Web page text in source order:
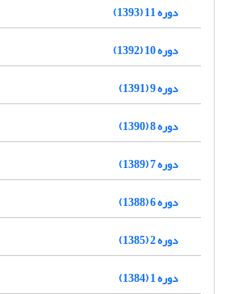
دوره 11 (1393)
دوره 10 (1392)
دوره 9 (1391)
دوره 8 (1390)
دوره 7 (1389)
دوره 6 (1388)
دوره 2 (1385)
دوره 1 (1384)